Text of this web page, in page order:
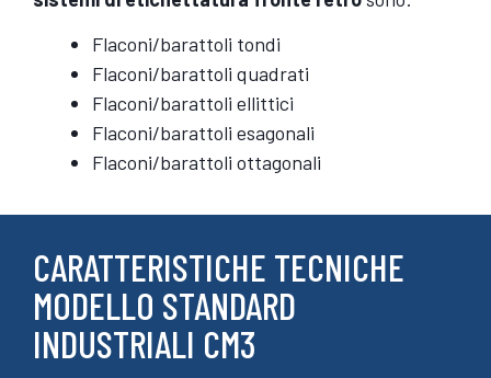
Flaconi/barattoli tondi
Flaconi/barattoli quadrati
Flaconi/barattoli ellittici
Flaconi/barattoli esagonali
Flaconi/barattoli ottagonali
CARATTERISTICHE TECNICHE
MODELLO STANDARD
INDUSTRIALI CM3